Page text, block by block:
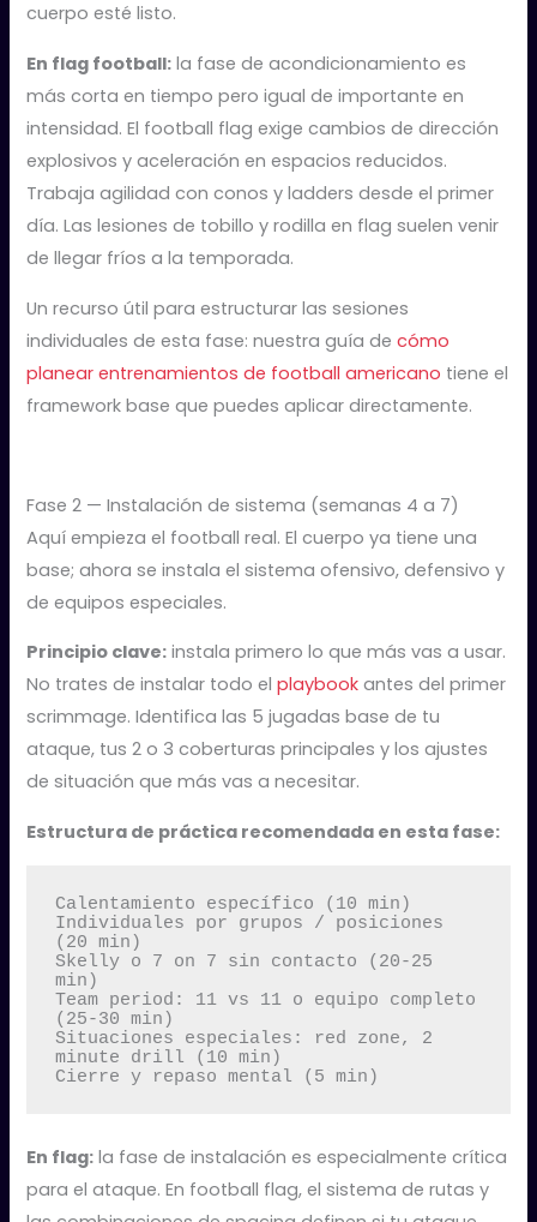
cuerpo esté listo.
En flag football: la fase de acondicionamiento es
más corta en tiempo pero igual de importante en
intensidad. El football flag exige cambios de dirección
explosivos y aceleración en espacios reducidos.
Trabaja agilidad con conos y ladders desde el primer
día. Las lesiones de tobillo y rodilla en flag suelen venir
de llegar fríos a la temporada.
Un recurso útil para estructurar las sesiones
individuales de esta fase: nuestra guía decómo
planear entrenamientos de football americano tiene el
framework base que puedes aplicar directamente.
Fase 2 — Instalación de sistema (semanas 4 a 7)
Aquí empieza el football real. El cuerpo ya tiene una
base; ahora se instala el sistema ofensivo, defensivo y
de equipos especiales.
Principio clave: instala primero lo que más vas a usar.
No trates de instalar todo elplaybook antes del primer
scrimmage. Identifica las 5 jugadas base de tu
ataque, tus 2 o 3 coberturas principales y los ajustes
de situación que más vas a necesitar.
Estructura de práctica recomendada en esta fase:
Calentamiento específico (10 min)
Individuales por grupos / posiciones
(20 min)
Skelly o 7 on 7 sin contacto (20-25
min)
Team period: 11 vs 11 o equipo completo
(25-30 min)
Situaciones especiales: red zone, 2
minute drill (10 min)
Cierre y repaso mental (5 min)
En flag: la fase de instalación es especialmente crítica
para el ataque. En football flag, el sistema de rutas y